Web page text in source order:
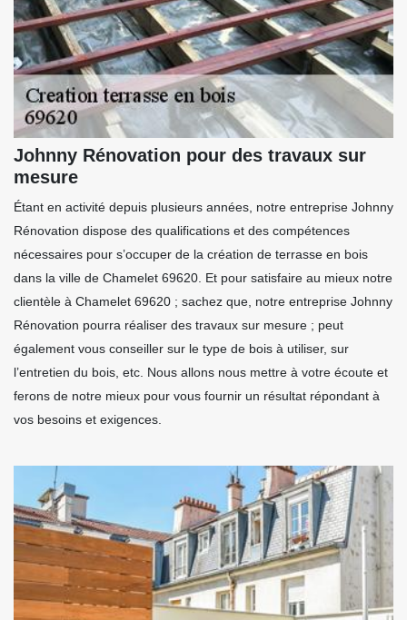
Johnny Rénovation pour des travaux sur
mesure
Étant en activité depuis plusieurs années, notre entreprise Johnny
Rénovation dispose des qualifications et des compétences
nécessaires pour s’occuper de la création de terrasse en bois
dans la ville de Chamelet 69620. Et pour satisfaire au mieux notre
clientèle à Chamelet 69620 ; sachez que, notre entreprise Johnny
Rénovation pourra réaliser des travaux sur mesure ; peut
également vous conseiller sur le type de bois à utiliser, sur
l’entretien du bois, etc. Nous allons nous mettre à votre écoute et
ferons de notre mieux pour vous fournir un résultat répondant à
vos besoins et exigences.